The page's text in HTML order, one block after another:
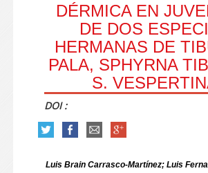
DÉRMICA EN
DE DOS
HERMANAS DE
PALA, SPHYRNA
S.
DOI :
Luis Brain Carrasco-Martínez; Luis